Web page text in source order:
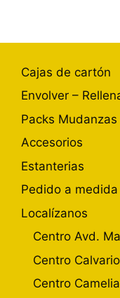
Cajas de cartón
Envolver –
Packs Mudanzas
Accesorios
Estanterias
Pedido a medida
Localízanos
Centro Avd.
Centro Calvario
Centro